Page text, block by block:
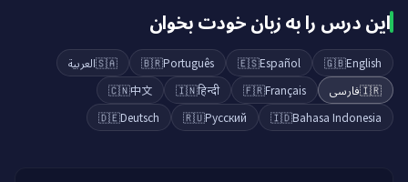
این درس را به زبان خودت بخوان
🇬🇧English
🇪🇸Español
🇧🇷Português
🇸🇦العربية
🇮🇷فارسی 🇫🇷Français
🇮🇳हिन्दी
🇨🇳中文
🇮🇩Bahasa Indonesia
🇷🇺Русский
🇩🇪Deutsch